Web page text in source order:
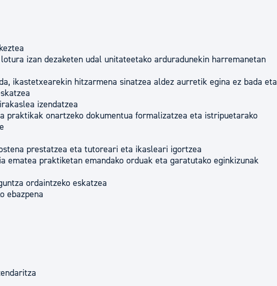
izan dezaketen udal unitateetako arduradunekin harremanetan
ikastetxearekin hitzarmena sinatzea aldez aurretik egina ez bada eta
izendatzea
praktikak onartzeko dokumentua formalizatzea eta istripuetarako
prestatzea eta tutoreari eta ikasleari igortzea
ematea praktiketan emandako orduak eta garatutako eginkizunak
ordaintzeko eskatzea
ebazpena